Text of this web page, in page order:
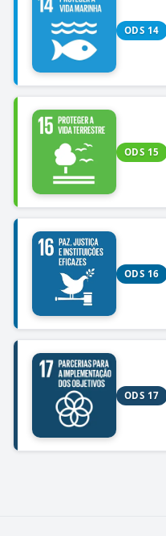
ODS 14
ODS 15
ODS 16
ODS 17